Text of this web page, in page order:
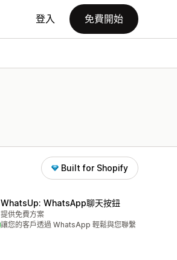
登入 免費開始
Built for Shopify
WhatsUp: WhatsApp聊天按鈕
提供免費方案
讓您的客戶透過 WhatsApp 輕鬆與您聯繫